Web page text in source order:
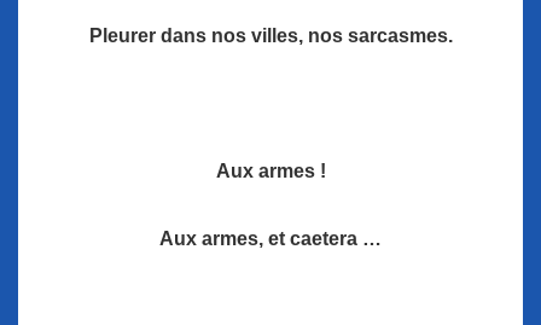
Pleurer dans nos villes, nos sarcasmes.
Aux armes !
Aux armes, et caetera …